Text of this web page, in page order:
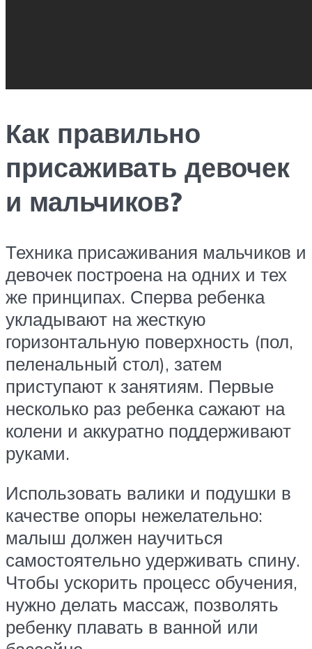
Как правильно
присаживать девочек
и мальчиков?
Техника присаживания мальчиков и
девочек построена на одних и тех
же принципах. Сперва ребенка
укладывают на жесткую
горизонтальную поверхность (пол,
пеленальный стол), затем
приступают к занятиям. Первые
несколько раз ребенка сажают на
колени и аккуратно поддерживают
руками.
Использовать валики и подушки в
качестве опоры нежелательно:
малыш должен научиться
самостоятельно удерживать спину.
Чтобы ускорить процесс обучения,
нужно делать массаж, позволять
ребенку плавать в ванной или